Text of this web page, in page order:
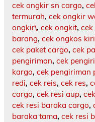
cek ongkir sn cargo,
termurah, cek ongkir
ongkir\, cek ongkit,
barang, cek ongkos
cek paket cargo, cek
pengiriman, cek
kargo, cek pengiriman
redi, cek reis, cek res,
cargo, cek resi aup,
cek resi baraka cargo,
baraka tama, cek resi